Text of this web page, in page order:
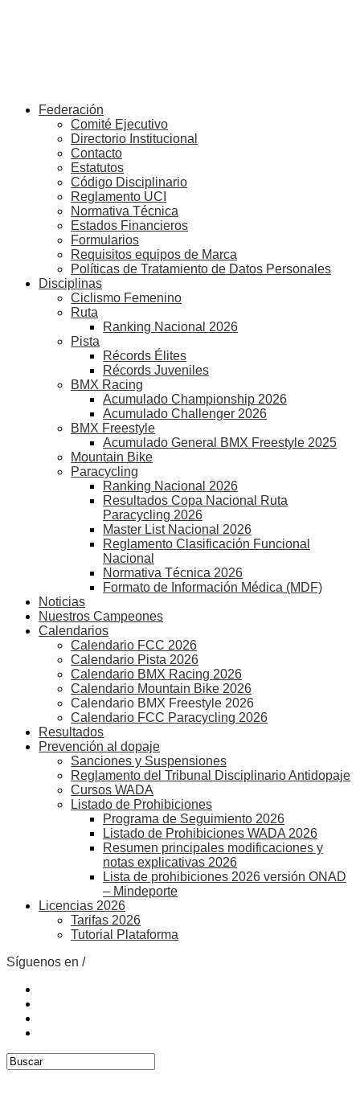
Federación
Comité Ejecutivo
Directorio Institucional
Contacto
Estatutos
Código Disciplinario
Reglamento UCI
Normativa Técnica
Estados Financieros
Formularios
Requisitos equipos de Marca
Políticas de Tratamiento de Datos Personales
Disciplinas
Ciclismo Femenino
Ruta
Ranking Nacional 2026
Pista
Récords Élites
Récords Juveniles
BMX Racing
Acumulado Championship 2026
Acumulado Challenger 2026
BMX Freestyle
Acumulado General BMX Freestyle 2025
Mountain Bike
Paracycling
Ranking Nacional 2026
Resultados Copa Nacional Ruta
Paracycling 2026
Master List Nacional 2026
Reglamento Clasificación Funcional
Nacional
Normativa Técnica 2026
Formato de Información Médica (MDF)
Noticias
Nuestros Campeones
Calendarios
Calendario FCC 2026
Calendario Pista 2026
Calendario BMX Racing 2026
Calendario Mountain Bike 2026
Calendario BMX Freestyle 2026
Calendario FCC Paracycling 2026
Resultados
Prevención al dopaje
Sanciones y Suspensiones
Reglamento del Tribunal Disciplinario Antidopaje
Cursos WADA
Listado de Prohibiciones
Programa de Seguimiento 2026
Listado de Prohibiciones WADA 2026
Resumen principales modificaciones y
notas explicativas 2026
Lista de prohibiciones 2026 versión ONAD
– Mindeporte
Licencias 2026
Tarifas 2026
Tutorial Plataforma
Síguenos en /